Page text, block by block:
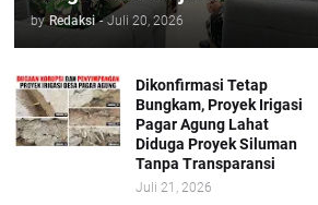
by Redaksi - Juli 20, 2026
Dikonfirmasi Tetap
Bungkam, Proyek Irigasi
Pagar Agung Lahat
Diduga Proyek Siluman
Tanpa Transparansi
Juli 21, 2026